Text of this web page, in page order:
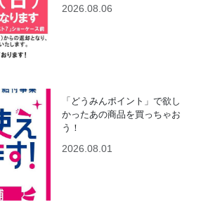
2026.08.06
「どうみんポイント」で欲し
かったあの商品を買っちゃお
う！
2026.08.01